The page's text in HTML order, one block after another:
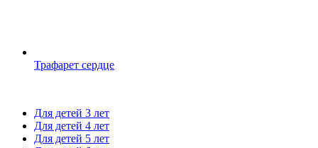
Трафарет сердце
Для детей 3 лет
Для детей 4 лет
Для детей 5 лет